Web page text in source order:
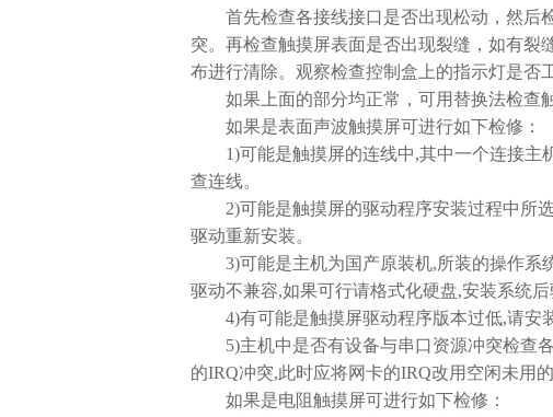
首先检查各接线接口是否出现松动，然后
突。再检查触摸屏表面是否出现裂缝，如有裂
布进行清除。观察检查控制盒上的指示灯是否
如果上面的部分均正常，可用替换法检查触
如果是表面声波触摸屏可进行如下检修：
1)可能是触摸屏的连线中,其中一个连接主
查连线。
2)可能是触摸屏的驱动程序安装过程中所选
驱动重新安装。
3)可能是主机为国产原装机,所装的操作系
驱动不兼容,如果可行请格式化硬盘,安装系统后
4)有可能是触摸屏驱动程序版本过低,请安装
5)主机中是否有设备与串口资源冲突检查各
的IRQ冲突,此时应将网卡的IRQ改用空闲未用的
如果是电阻触摸屏可进行如下检修：